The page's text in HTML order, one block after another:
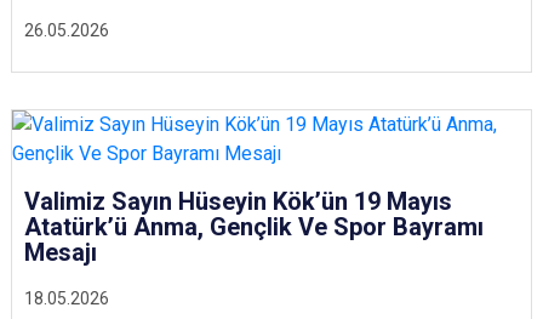
26.05.2026
18.05.2026
Valimiz Sayın Hüseyin Kök’ün 19 Mayıs
Atatürk’ü Anma, Gençlik Ve Spor Bayramı
Mesajı